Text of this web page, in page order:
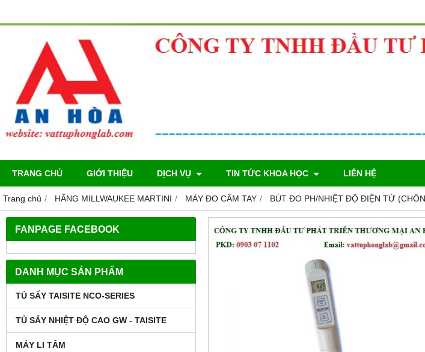
TRANG CHỦ GIỚI THIỆU DỊCH VỤ TIN TỨC KHOA HỌC LIÊN HỆ
Trang chủ HÃNG MILLWAUKEE MARTINI MÁY ĐO CẦM TAY BÚT ĐO PH/NHIỆT ĐỘ ĐIỆN TỬ
FANPAGE FACEBOOK
DANH MỤC SẢN PHẨM
TỦ SẤY TAISITE NCO-SERIES
TỦ SẤY NHIỆT ĐỘ CAO GW - TAISITE
MÁY LI TÂM